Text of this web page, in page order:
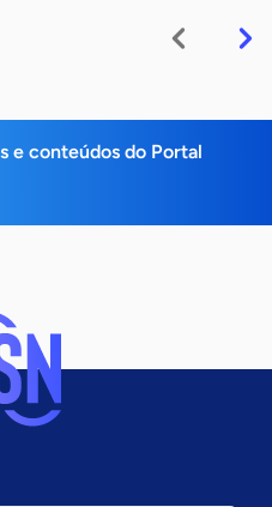
e conteúdos do Portal